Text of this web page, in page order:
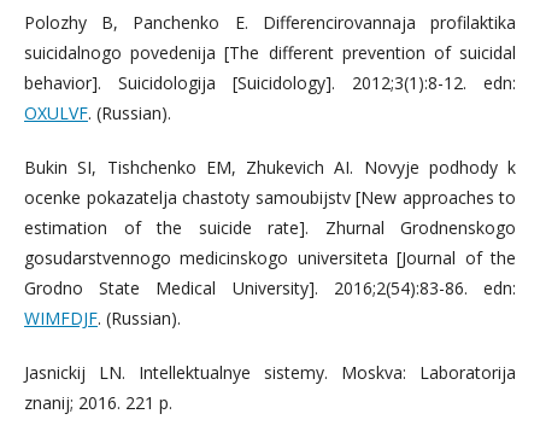
Polozhy В, Panchenko E. Differencirovannaja profilaktika
suicidalnogo povedenija [The different prevention of suicidal
behavior]. Suicidologija [Suicidology]. 2012;3(1):8-12. edn:
OXULVF. (Russian).
Bukin SI, Tishchenko EM, Zhukevich AI. Novyje podhody k
ocenke pokazatelja chastoty samoubijstv [New approaches to
estimation of the suicide rate]. Zhurnal Grodnenskogo
gosudarstvennogo medicinskogo universiteta [Journal of the
Grodno State Medical University]. 2016;2(54):83-86. edn:
WIMFDJF. (Russian).
Jasnickij LN. Intellektualnye sistemy. Moskva: Laboratorija
znanij; 2016. 221 p.